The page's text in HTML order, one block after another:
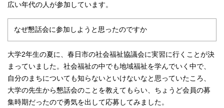
広い年代の人が参加しています。
なぜ懇話会に参加しようと思ったのですか
大学2年生の夏に、春日市の社会福祉協議会に実習に行くことが決
まっていました。社会福祉の中でも地域福祉を学んでいく中で、
自分のまちについても知らないといけないなと思っていたころ、
大学の先生から懇話会のことを教えてもらい、ちょうど会員の募
集時期だったので勇気を出して応募してみました。